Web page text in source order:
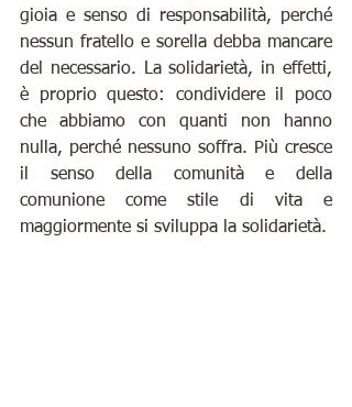
gioia e senso di responsabilità, perché
nessun fratello e sorella debba mancare
del necessario. La solidarietà, in effetti,
è proprio questo: condividere il poco
che abbiamo con quanti non hanno
nulla, perché nessuno soffra. Più cresce
il senso della comunità e della
comunione come stile di vita e
maggiormente si sviluppa la solidarietà.